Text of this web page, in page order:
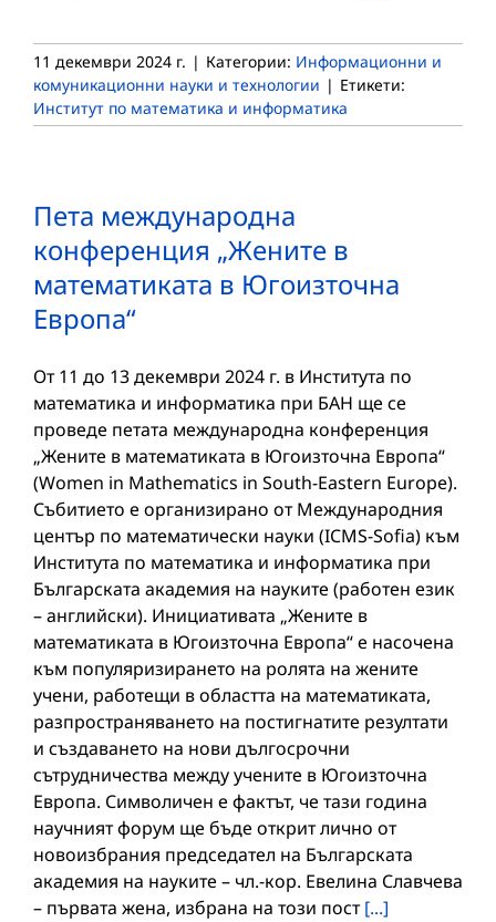
11 декември 2024 г. | Категории: Информационни и
комуникационни науки и технологии | Етикети:
Институт по математика и информатика
Пета международна
конференция „Жените в
математиката в Югоизточна
Европа“
От 11 до 13 декември 2024 г. в Института по
математика и информатика при БАН ще се
проведе петата международна конференция
„Жените в математиката в Югоизточна Европа“
(Women in Mathematics in South-Eastern Europe).
Събитието е организирано от Международния
център по математически науки (ICMS-Sofia) към
Института по математика и информатика при
Българската академия на науките (работен език
– английски). Инициативата „Жените в
математиката в Югоизточна Европа“ е насочена
към популяризирането на ролята на жените
учени, работещи в областта на математиката,
разпространяването на постигнатите резултати
и създаването на нови дългосрочни
сътрудничества между учените в Югоизточна
Европа. Символичен е фактът, че тази година
научният форум ще бъде открит лично от
новоизбрания председател на Българската
академия на науките – чл.-кор. Евелина Славчева
– първата жена, избрана на този пост[...]